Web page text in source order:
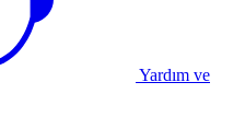
Yardım ve